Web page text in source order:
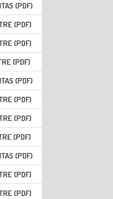
(PDF)
(PDF)
(PDF)
(PDF)
(PDF)
(PDF)
(PDF)
(PDF)
(PDF)
(PDF)
(PDF)